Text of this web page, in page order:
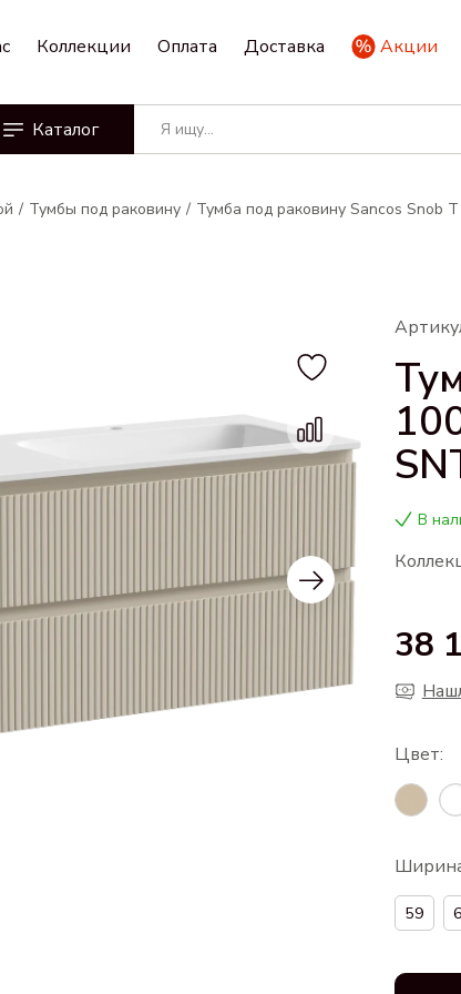
Коллекции Оплата Доставка Акции
Каталог
Тумбы под раковину Тумба под раковину Sancos Snob
В
38
59